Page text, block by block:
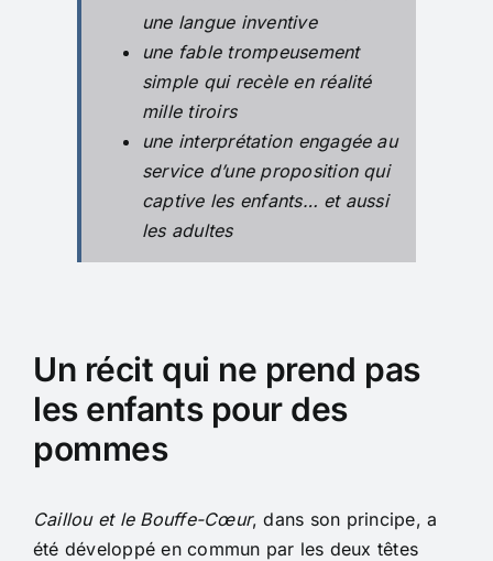
une langue inventive
une fable trompeusement
simple qui recèle en réalité
mille tiroirs
une interprétation engagée au
service d’une proposition qui
captive les enfants… et aussi
les adultes
Un récit qui ne prend pas
les enfants pour des
pommes
Caillou et le Bouffe-Cœur, dans son principe, a
été développé en commun par les deux têtes